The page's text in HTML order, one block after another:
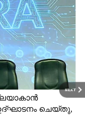
NEXT